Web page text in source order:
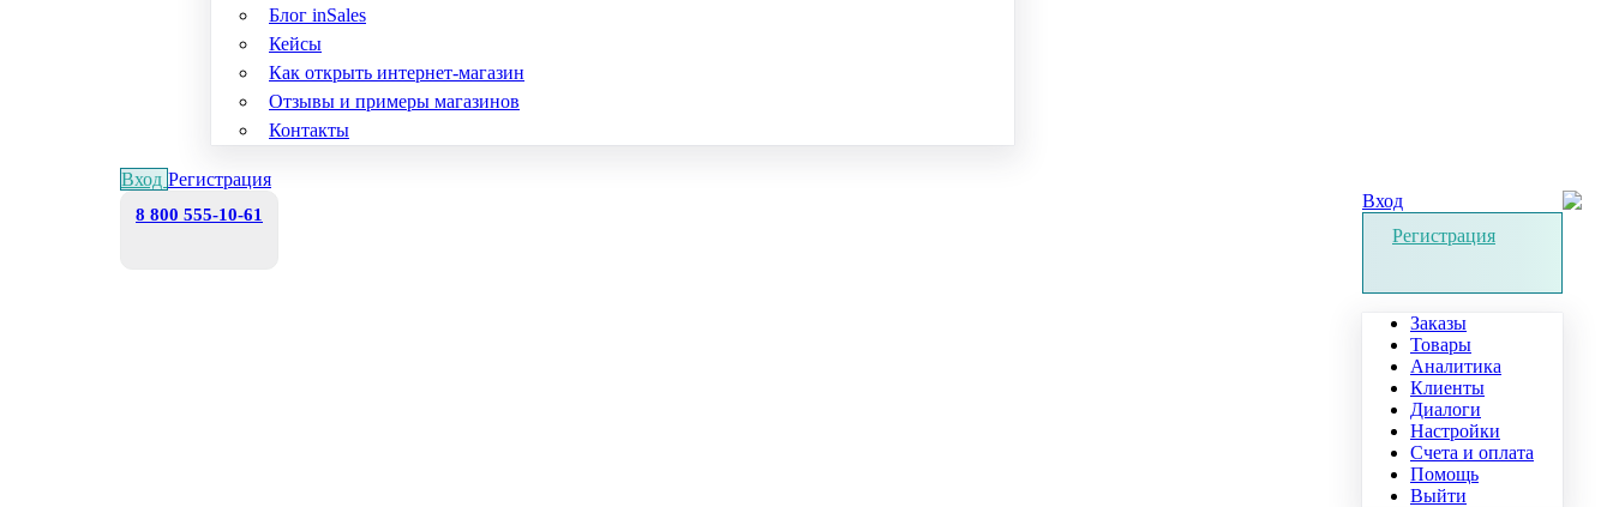
Блог inSales
Кейсы
Как открыть интернет-магазин
Отзывы и примеры магазинов
Контакты
Вход Регистрация
8 800 555-10-61
Вход
Регистрация
Заказы
Товары
Аналитика
Клиенты
Диалоги
Настройки
Счета и оплата
Помощь
Выйти